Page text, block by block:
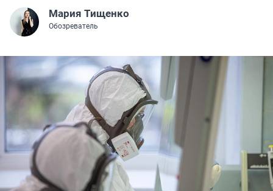
Мария Тищенко
Обозреватель